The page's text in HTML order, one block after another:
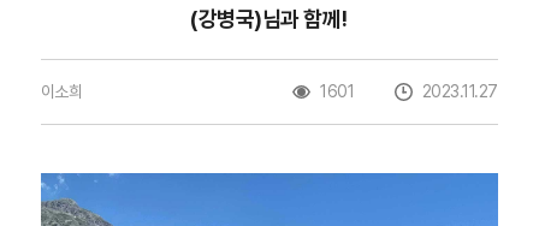
(강병국)님과 함께!
이소희 1601 2023.11.27